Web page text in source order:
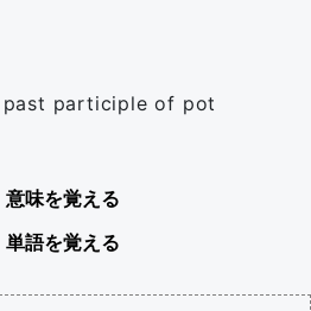
past participle of pot
意味を覚える
単語を覚える